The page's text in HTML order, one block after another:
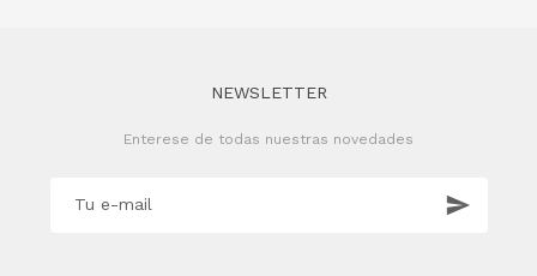
NEWSLETTER
Enterese de todas nuestras novedades